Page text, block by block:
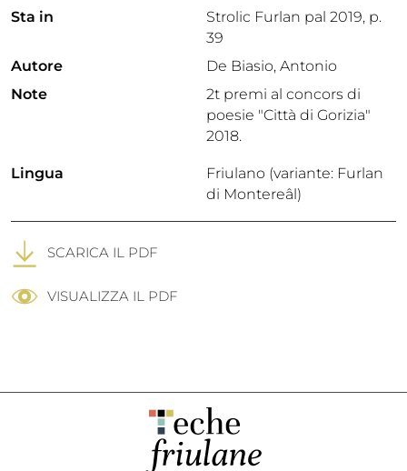
Sta in Strolic Furlan pal 2019, p.
39
Autore
De Biasio, Antonio
Note
2t premi al concors di
poesie "Città di Gorizia"
2018.
Lingua
Friulano (variante: Furlan
di Montereâl)
SCARICA IL PDF
VISUALIZZA IL PDF